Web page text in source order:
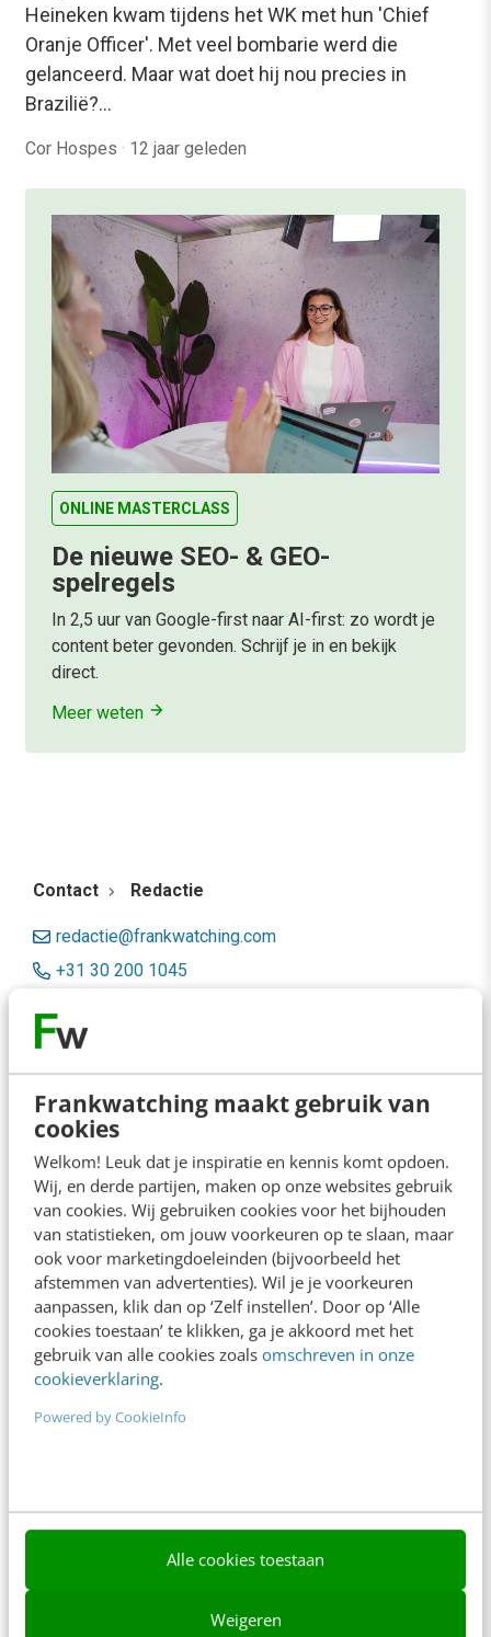
Frankwatching maakt gebruik van
cookies
Welkom! Leuk dat je inspiratie en kennis komt opdoen.
Wij, en derde partijen, maken op onze websites gebruik
van cookies. Wij gebruiken cookies voor het bijhouden
van statistieken, om jouw voorkeuren op te slaan, maar
ook voor marketingdoeleinden (bijvoorbeeld het
afstemmen van advertenties). Wil je je voorkeuren
aanpassen, klik dan op ‘Zelf instellen’. Door op ‘Alle
cookies toestaan’ te klikken, ga je akkoord met het
gebruik van alle cookies zoals omschreven in onze
cookieverklaring.
Powered by CookieInfo
Alle cookies toestaan
Weigeren
Heineken kwam tijdens het WK met hun 'Chief
Oranje Officer'. Met veel bombarie werd die
gelanceerd. Maar wat doet hij nou precies in
Brazilië?…
Cor Hospes · 12 jaar geleden
ONLINE MASTERCLASS
De nieuwe SEO- & GEO-
spelregels
In 2,5 uur van Google-first naar AI-first: zo wordt je
content beter gevonden. Schrijf je in en bekijk
direct.
Meer weten
Contact Redactie
redactie@frankwatching.com
+31 30 200 1045
Meer contactopties
Frankwatching
Adverteren
Contact
Nieuwsbrieven
Over ons
Ons team
Werken bij
Klantcontact & CX